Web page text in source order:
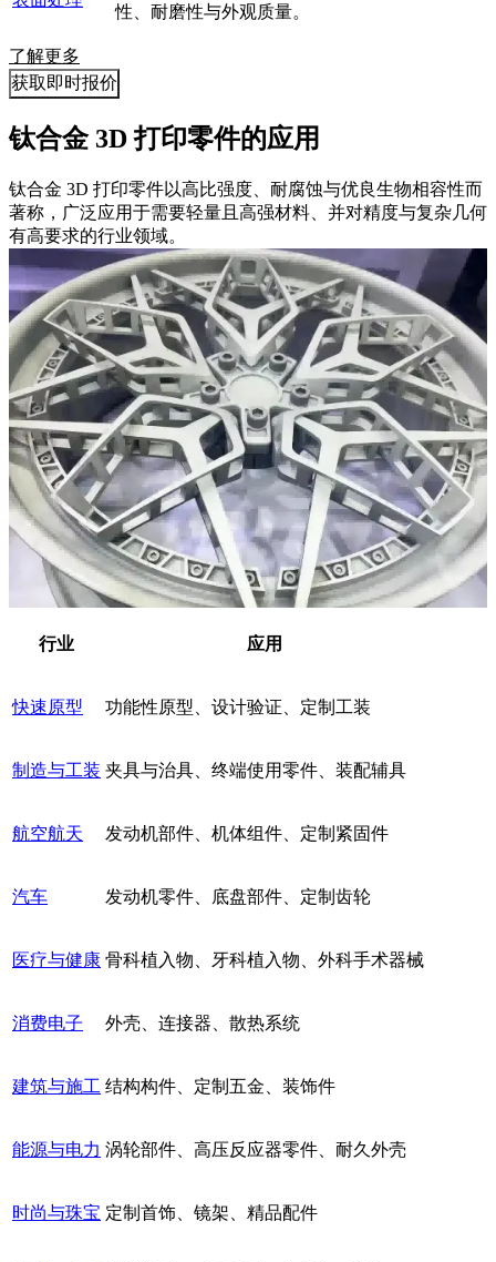
性、耐磨性与外观质量。
了解更多
获取即时报价
钛合金 3D 打印零件的应用
钛合金 3D 打印零件以高比强度、耐腐蚀与优良生物相容性而
著称，广泛应用于需要轻量且高强材料、并对精度与复杂几何
有高要求的行业领域。
行业 应用
快速原型 功能性原型、设计验证、定制工装
制造与工装 夹具与治具、终端使用零件、装配辅具
航空航天 发动机部件、机体组件、定制紧固件
汽车 发动机零件、底盘部件、定制齿轮
医疗与健康 骨科植入物、牙科植入物、外科手术器械
消费电子 外壳、连接器、散热系统
建筑与施工 结构构件、定制五金、装饰件
能源与电力 涡轮部件、高压反应器零件、耐久外壳
时尚与珠宝 定制首饰、镜架、精品配件